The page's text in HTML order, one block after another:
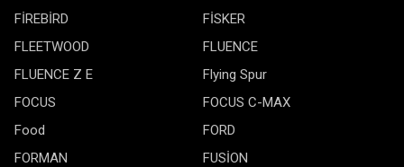
FİREBİRD
FİSKER
FLEETWOOD
FLUENCE
FLUENCE Z E
Flying Spur
FOCUS
FOCUS C-MAX
Food
FORD
FORMAN
FUSİON